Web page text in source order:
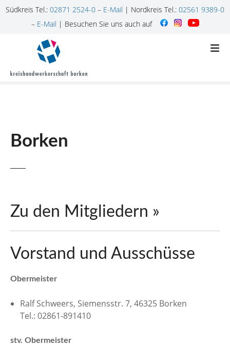
Südkreis Tel.: 02871 2524-0 – E-Mail | Nordkreis Tel.: 02561 9389-0
– E-Mail | Besuchen Sie uns auch auf
Borken
Zu den Mitgliedern »
Vorstand und Ausschüsse
Obermeister
Ralf Schweers, Siemensstr. 7, 46325 Borken
Tel.: 02861-891410
stv. Obermeister